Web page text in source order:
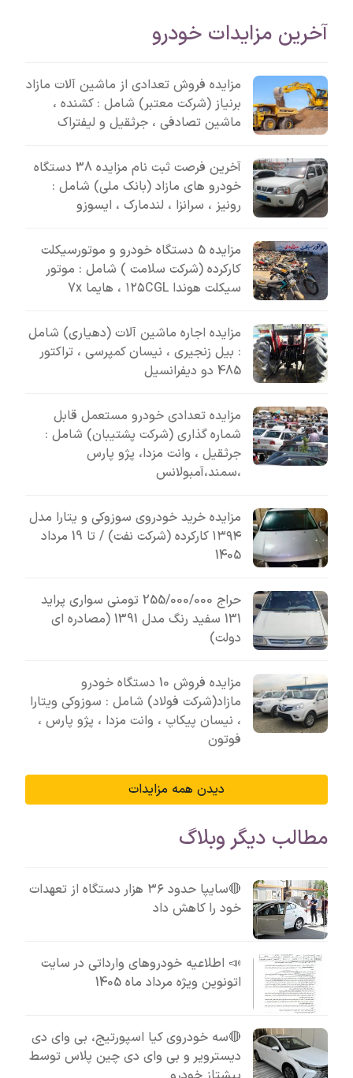
آخرین مزایدات خودرو
مزایده فروش تعدادی از ماشین آلات مازاد
برنیاز (شرکت معتبر) شامل : کشنده ،
ماشین تصادفی ، جرثقیل و لیفتراک
آخرین فرصت ثبت نام مزایده 38 دستگاه
خودرو های مازاد (بانک ملی) شامل :
رونیز ، سرانزا ، لندمارک ، ایسوزو
مزایده 5 دستگاه خودرو و موتورسیکلت
کارکرده (شرکت سلامت ) شامل : موتور
سیکلت هوندا ۱۲۵CGL ، هایما 7x
مزایده اجاره ماشین آلات (دهیاری) شامل
: بیل زنجیری ، نیسان کمپرسی ، تراکتور
485 دو دیفرانسیل
مزایده تعدادی خودرو مستعمل قابل
شماره گذاری (شرکت پشتیبان) شامل :
جرثقیل ، وانت مزدا، پژو پارس
،سمند،آمبولانس
مزایده خرید خودروی سوزوکی و یتارا مدل
۱۳۹۴ کارکرده (شرکت نفت) / تا 19 مرداد
1405
حراج 255/000/000 تومنی سواری پراید
131 سفید رنگ مدل 1391 (مصادره ای
دولت)
مزایده فروش 10 دستگاه خودرو
مازاد(شرکت فولاد) شامل : سوزوکی ویتارا
، نیسان پیکاپ ، وانت مزدا ، پژو پارس ،
فوتون
دیدن همه مزایدات
مطالب دیگر وبلاگ
🔴سایپا حدود ۳۶ هزار دستگاه از تعهدات
خود را کاهش داد
📣 اطلاعیه خودروهای وارداتی در سایت
اتونوین ویژه مرداد ماه 1405
🔴سه خودروی کیا اسپورتیج، بی وای دی
دیسترویر و بی وای دی چین پلاس توسط